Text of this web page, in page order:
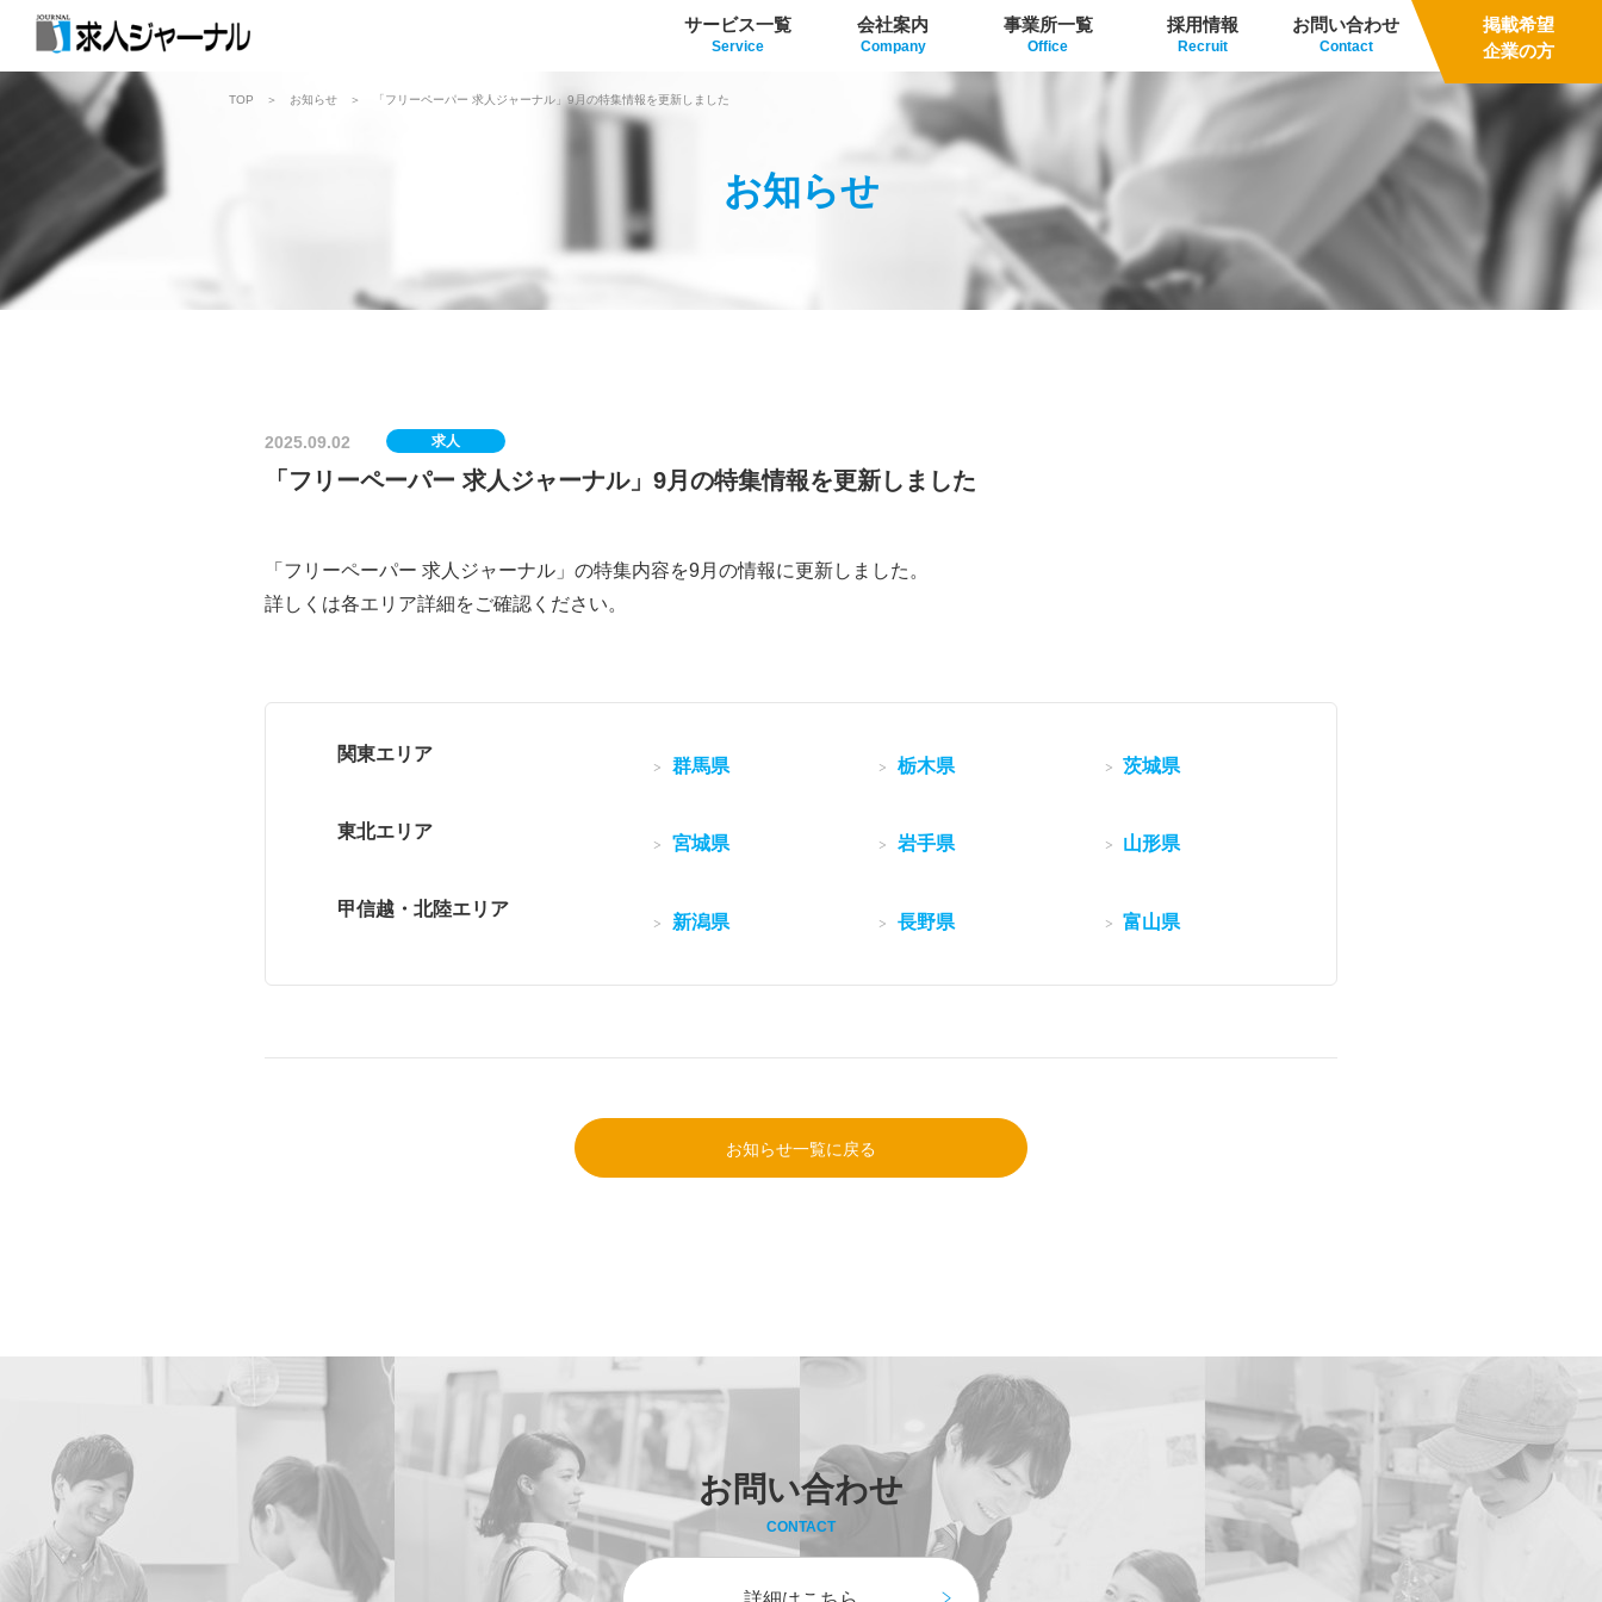
サービス一覧
Service
会社案内
Company
事業所一覧
Office
採用情報
Recruit
お問い合わせ
Contact
掲載希望
企業の方
TOP お知らせ 「フリーペーパー 求人ジャーナル」9月の特集情報を更新しました
お知らせ
2025.09.02 求人
「フリーペーパー 求人ジャーナル」9月の特集情報を更新しました
「フリーペーパー 求人ジャーナル」の特集内容を9月の情報に更新しました。
詳しくは各エリア詳細をご確認ください。
関東エリア
群馬県 栃木県 茨城県
東北エリア
宮城県 岩手県 山形県
甲信越・北陸エリア
新潟県 長野県 富山県
お知らせ一覧に戻る
お問い合わせ
CONTACT